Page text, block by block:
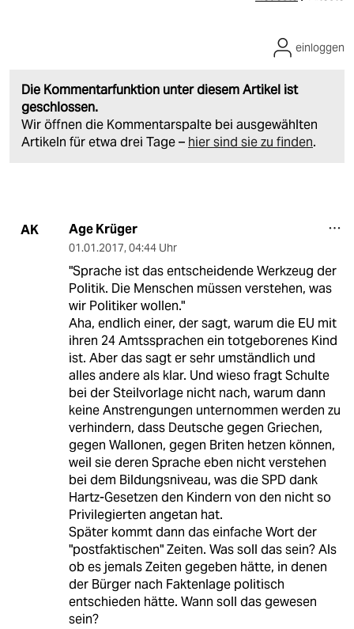
Die Kommentarfunktion unter diesem Artikel ist
geschlossen.
Wir öffnen die Kommentarspalte bei ausgewählten
Artikeln für etwa drei Tage – hier sind sie zu finden.
einloggen
AK Age Krüger
01.01.2017, 04:44 Uhr
"Sprache ist das entscheidende Werkzeug der
Politik. Die Menschen müssen verstehen, was
wir Politiker wollen."
Aha, endlich einer, der sagt, warum die EU mit
ihren 24 Amtssprachen ein totgeborenes Kind
ist. Aber das sagt er sehr umständlich und
alles andere als klar. Und wieso fragt Schulte
bei der Steilvorlage nicht nach, warum dann
keine Anstrengungen unternommen werden zu
verhindern, dass Deutsche gegen Griechen,
gegen Wallonen, gegen Briten hetzen können,
weil sie deren Sprache eben nicht verstehen
bei dem Bildungsniveau, was die SPD dank
Hartz-Gesetzen den Kindern von den nicht so
Privilegierten angetan hat.
Später kommt dann das einfache Wort der
"postfaktischen" Zeiten. Was soll das sein? Als
ob es jemals Zeiten gegeben hätte, in denen
der Bürger nach Faktenlage politisch
entschieden hätte. Wann soll das gewesen
sein?